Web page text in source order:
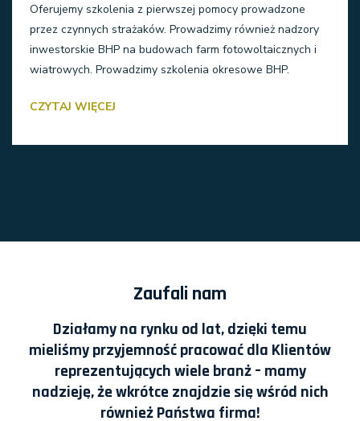
Oferujemy szkolenia z pierwszej pomocy prowadzone
przez czynnych strażaków. Prowadzimy również nadzory
inwestorskie BHP na budowach farm fotowoltaicznych i
wiatrowych. Prowadzimy szkolenia okresowe BHP.
CZYTAJ WIĘCEJ
Zaufali nam
Działamy na rynku od lat, dzięki temu
mieliśmy przyjemność pracować dla Klientów
reprezentujących wiele branż – mamy
nadzieję, że wkrótce znajdzie się wśród nich
również Państwa firma!